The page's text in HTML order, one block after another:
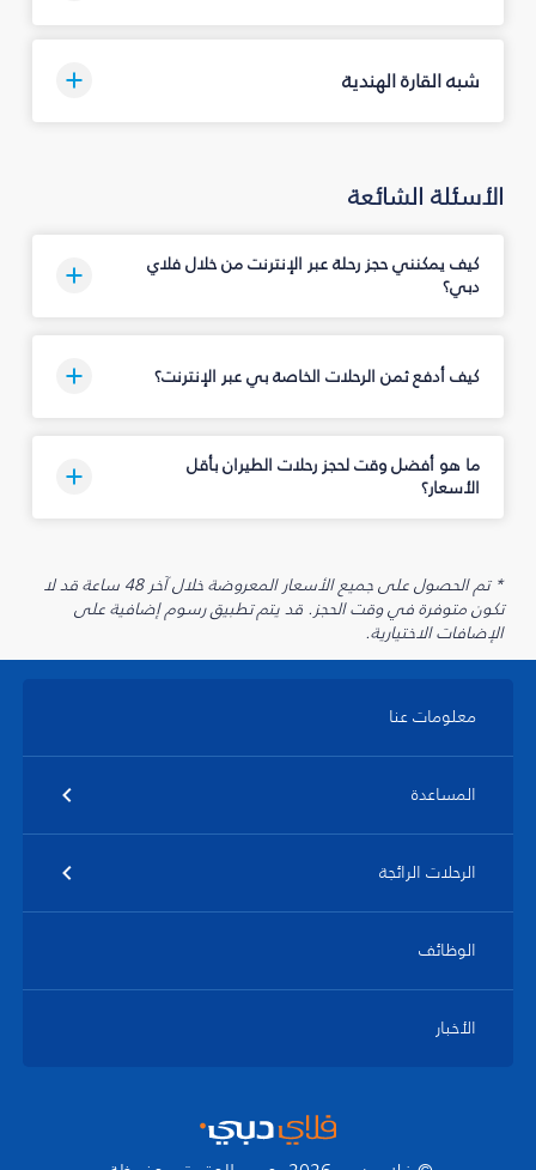
شبه القارة الهندية
الأسئلة الشائعة
كيف يمكنني حجز رحلة عبر الإنترنت من خلال فلاي
دبي؟
كيف أدفع ثمن الرحلات الخاصة بي عبر الإنترنت؟
ما هو أفضل وقت لحجز رحلات الطيران بأقل
الأسعار؟
* تم الحصول على جميع الأسعار المعروضة خلال آخر 48 ساعة قد لا
تكون متوفرة في وقت الحجز. قد يتم تطبيق رسوم إضافية على
الإضافات الاختيارية.
معلومات عنا
المساعدة
الرحلات الرائجة
الوظائف
الأخبار